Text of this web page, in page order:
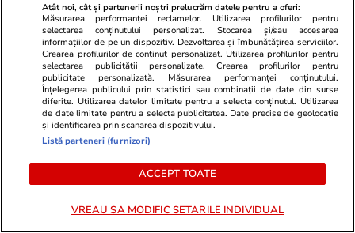
Semnele deshidratării și cum să
o previi
Lifestyle
De ce să nu păstrezi cartofii
Atât noi, cât și partenerii noștri prelucrăm datele pentru a oferi:
Măsurarea performanței reclamelor. Utilizarea profilurilor pentru
selectarea conținutului personalizat. Stocarea și/sau accesarea
informațiilor de pe un dispozitiv. Dezvoltarea și îmbunătățirea serviciilor.
Crearea profilurilor de conținut personalizat. Utilizarea profilurilor pentru
selectarea publicității personalizate. Crearea profilurilor pentru
publicitate personalizată. Măsurarea performanței conținutului.
Înțelegerea publicului prin statistici sau combinații de date din surse
diferite. Utilizarea datelor limitate pentru a selecta conținutul. Utilizarea
de date limitate pentru a selecta publicitatea. Date precise de geolocație
și identificarea prin scanarea dispozitivului.
Listă parteneri (furnizori)
ACCEPT TOATE
VREAU SA MODIFIC SETARILE INDIVIDUAL